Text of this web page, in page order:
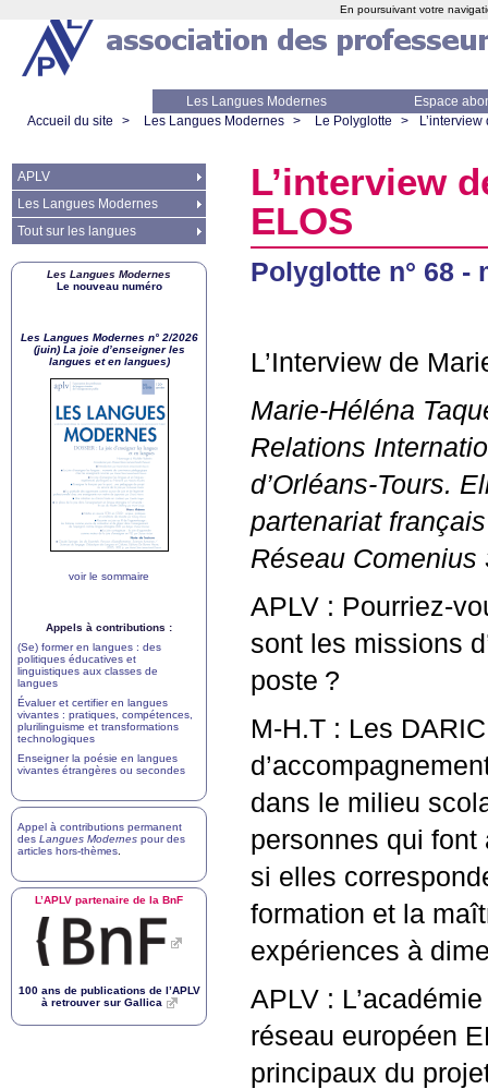
Les Langues Modernes
Espace
Accueil du site
> Les Langues Modernes > Le Polyglotte >
L’interview
ELOS
Polyglotte n° 68 -
L’Interview de
Marie-Héléna
Relations
d’Orléans-Tours.
partenariat
Réseau Comenius
APLV : Pourriez-
sont les missions
poste ?
M-H.T : Les DARIC
dans le milieu
personnes qui
si elles
formation et la
expériences à
APLV :
réseau européen
principaux du
APLV
Les Langues Modernes
Tout sur les langues
Les Langues Modernes
Le nouveau numéro
Les Langues Modernes n° 2/2026
(juin) La joie d’enseigner les
langues et en langues)
voir le sommaire
Appels à contributions :
(Se) former en langues : des
politiques éducatives et
linguistiques aux classes de
langues
Évaluer et certifier en langues
vivantes : pratiques, compétences,
plurilinguisme et transformations
technologiques
Enseigner la poésie en langues
vivantes étrangères ou secondes
Appel à contributions permanent
des Langues Modernes pour des
articles hors-thèmes
L’APLV partenaire de la BnF
100 ans de publications de l’APLV
à retrouver sur Gallica
En poursuivant votre